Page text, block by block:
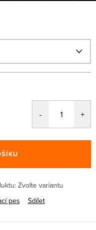
Zvolte variantu
pes Sdílet